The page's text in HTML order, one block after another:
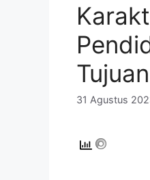
31 Agustus